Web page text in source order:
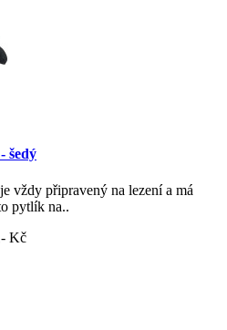
šedý
vždy připravený na lezení a má
pytlík na..
Kč